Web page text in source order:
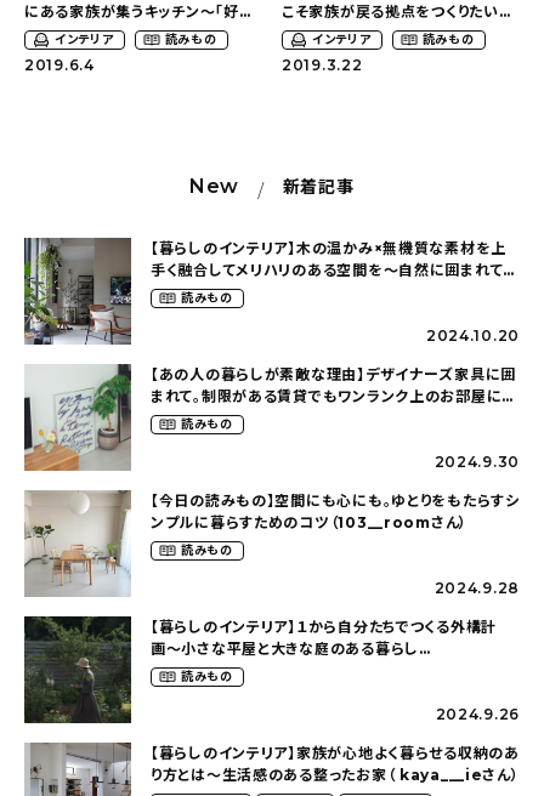
daily mukuri/ アイテム
人気の記事
おすすめの記事
日用品
キッチン
キッズ
About
会社概要
にある家族が集うキッチン～「好き」
を組み合わせたミックステイストの
おうち（tama.livingさん）
インテリア 読みもの
2019.6.4
こそ家族が戻る拠点をつくりたい～
「好き」を組み合わせたミックステイ
ストのおうち（tama.livingさん）
インテリア 読みもの
2019.3.22
New 新着記事
【暮らしのインテリア】木の温かみ×無機質な素材を上
手く融合してメリハリのある空間を〜自然に囲まれて暮
らす（ki_no_ieさん）
読みもの
2024.10.20
【あの人の暮らしが素敵な理由】デザイナーズ家具に囲
まれて。制限がある賃貸でもワンランク上のお部屋に〜
狭くても好きな暮らしのこと（_____chika708さん）
読みもの
2024.9.30
【今日の読みもの】空間にも心にも。ゆとりをもたらすシ
ンプルに暮らすためのコツ（103__roomさん）
読みもの
2024.9.28
【暮らしのインテリア】１から自分たちでつくる外構計
画〜小さな平屋と大きな庭のある暮らし
（tsumikiniwaさん）
読みもの
2024.9.26
【暮らしのインテリア】家族が心地よく暮らせる収納のあ
り方とは〜生活感のある整ったお家（ kaya___ieさん）